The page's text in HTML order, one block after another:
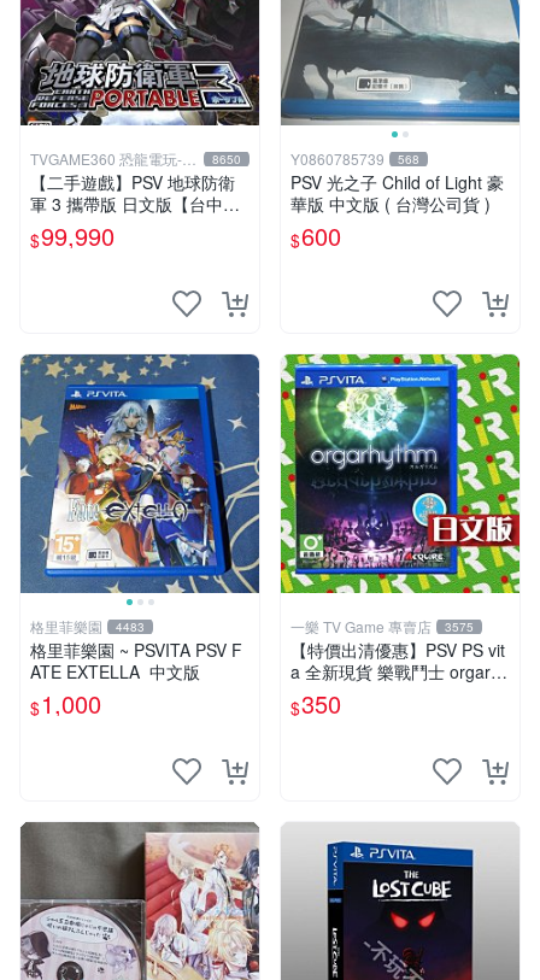
TVGAME360 恐龍電玩-台
中店
8650
【二手遊戲】PSV 地球防衛
軍 3 攜帶版 日文版【台中恐
龍電玩】
$99,990
Y0860785739 568
PSV 光之子 Child of Light 豪
華版 中文版 ( 台灣公司貨 )
$600
格里菲樂園 4483
格里菲樂園 ~ PSVITA PSV F
ATE EXTELLA 中文版
$1,000
一樂 TV Game 專賣店 3575
【特價出清優惠】PSV PS vit
a 全新現貨 樂戰鬥士 orgarhy
thm 亞日版 日文版【一樂電
玩】
$350